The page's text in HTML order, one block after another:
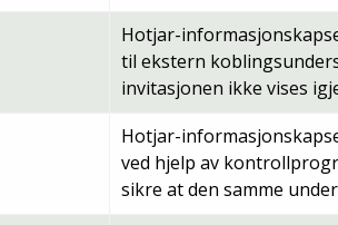
Hotjar-
til ekstern
invitasjonen ikke vises
Hotjar-
ved hjelp av
sikre at den samme